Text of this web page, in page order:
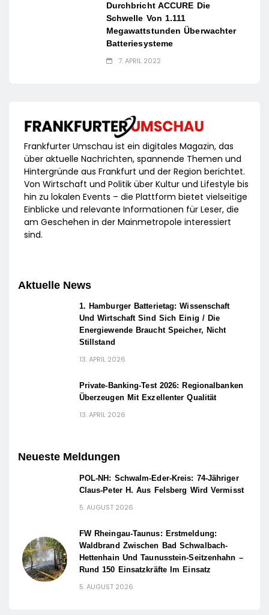
Durchbricht ACCURE Die
Schwelle Von 1.111
Megawattstunden Überwachter
Batteriesysteme
7. APRIL 2022
Frankfurter Umschau ist ein digitales Magazin, das
über aktuelle Nachrichten, spannende Themen und
Hintergründe aus Frankfurt und der Region berichtet.
Von Wirtschaft und Politik über Kultur und Lifestyle bis
hin zu lokalen Events – die Plattform bietet vielseitige
Einblicke und relevante Informationen für Leser, die
am Geschehen in der Mainmetropole interessiert
sind.
Aktuelle News
1. Hamburger Batterietag: Wissenschaft
Und Wirtschaft Sind Sich Einig / Die
Energiewende Braucht Speicher, Nicht
Stillstand
13. APRIL 2026
Private-Banking-Test 2026: Regionalbanken
Überzeugen Mit Exzellenter Qualität
13. APRIL 2026
Neueste Meldungen
POL-NH: Schwalm-Eder-Kreis: 74-Jähriger
Claus-Peter H. Aus Felsberg Wird Vermisst
5. AUGUST 2026
FW Rheingau-Taunus: Erstmeldung:
Waldbrand Zwischen Bad Schwalbach-
Hettenhain Und Taunusstein-Seitzenhahn –
Rund 150 Einsatzkräfte Im Einsatz
5. AUGUST 2026